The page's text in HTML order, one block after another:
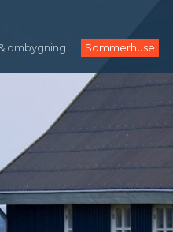
ombygning Sommerhuse